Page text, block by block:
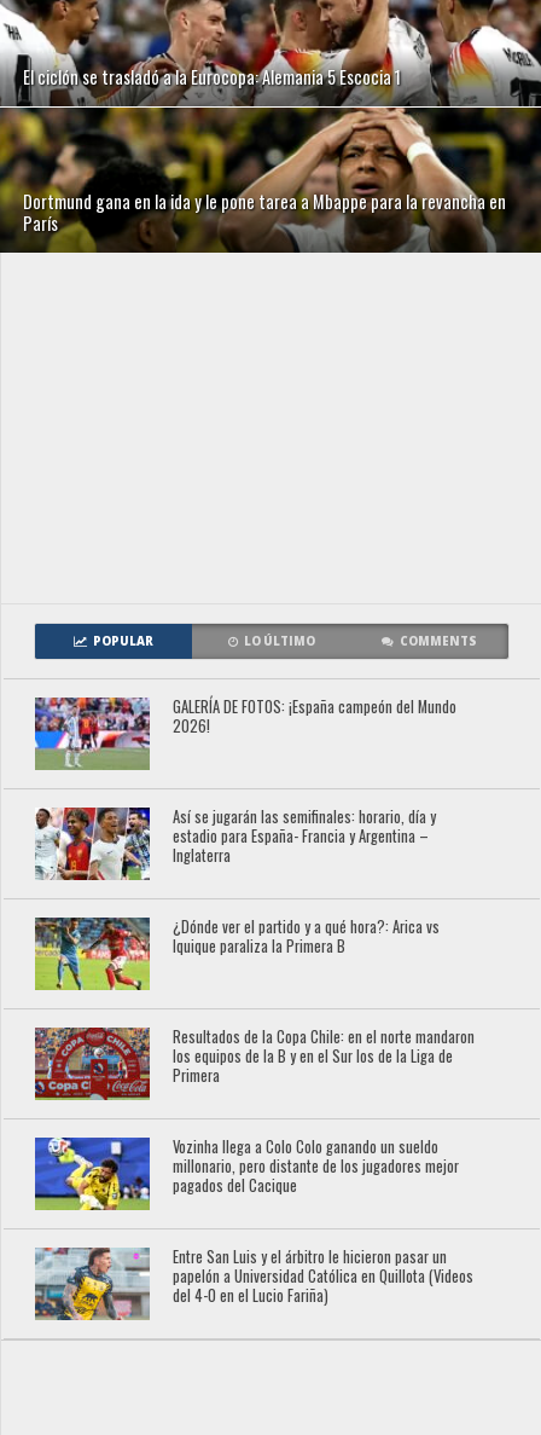
El ciclón se trasladó a la Eurocopa: Alemania 5 Escocia 1
Dortmund gana en la ida y le pone tarea a Mbappe para la revancha en
París
POPULAR LO ÚLTIMO COMMENTS
GALERÍA DE FOTOS: ¡España campeón del Mundo
2026!
Así se jugarán las semifinales: horario, día y
estadio para España- Francia y Argentina –
Inglaterra
¿Dónde ver el partido y a qué hora?: Arica vs
Iquique paraliza la Primera B
Resultados de la Copa Chile: en el norte mandaron
los equipos de la B y en el Sur los de la Liga de
Primera
Vozinha llega a Colo Colo ganando un sueldo
millonario, pero distante de los jugadores mejor
pagados del Cacique
Entre San Luis y el árbitro le hicieron pasar un
papelón a Universidad Católica en Quillota (Videos
del 4-0 en el Lucio Fariña)